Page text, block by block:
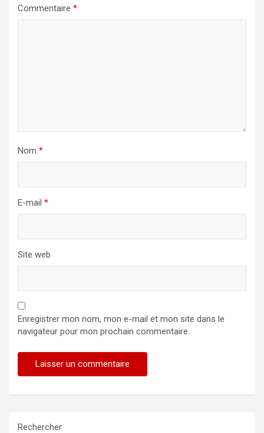
Commentaire *
Nom *
E-mail *
Site web
Enregistrer mon nom, mon e-mail et mon site dans le
navigateur pour mon prochain commentaire.
Rechercher